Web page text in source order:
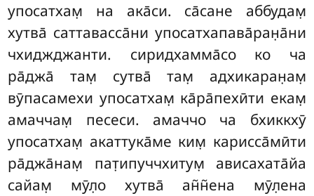
упосатхам̣ на ака̄си. са̄сане аббудам̣
хутва̄ саттавасса̄ни упосатхапава̄ран̣а̄ни
чхиджджанти. сиридхамма̄со ко ча
ра̄джа̄ там̣ сутва̄ там̣ адхикаран̣ам̣
вӯпасамехи упосатхам̣ ка̄ра̄пехӣти екам̣
амаччам̣ песеси. амаччо ча бхиккхӯ
упосатхам̣ акаттука̄ме ким̣ карисса̄мӣти
ра̄джа̄нам̣ пат̣ипуччхитум̣ ависахата̄йа
сайам̣ мӯл̣о хутва̄ ан̃н̃ена мӯл̣ена